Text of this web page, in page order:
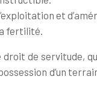
et
fertilité.
droit de servitude,
d’un